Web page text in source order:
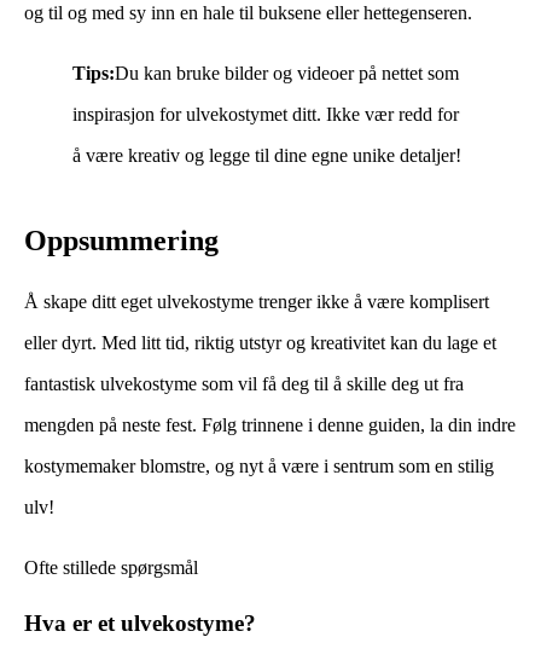
og til og med sy inn en hale til buksene eller hettegenseren.
Tips:Du kan bruke bilder og videoer på nettet som
inspirasjon for ulvekostymet ditt. Ikke vær redd for
å være kreativ og legge til dine egne unike detaljer!
Oppsummering
Å skape ditt eget ulvekostyme trenger ikke å være komplisert
eller dyrt. Med litt tid, riktig utstyr og kreativitet kan du lage et
fantastisk ulvekostyme som vil få deg til å skille deg ut fra
mengden på neste fest. Følg trinnene i denne guiden, la din indre
kostymemaker blomstre, og nyt å være i sentrum som en stilig
ulv!
Ofte stillede spørgsmål
Hva er et ulvekostyme?